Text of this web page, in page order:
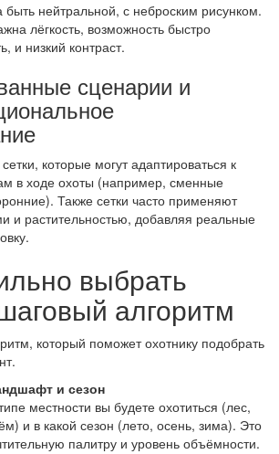
быть нейтральной, с неброским рисунком.
лёгкость, возможность быстро
и низкий контраст.
сценарии и
которые могут адаптироваться к
в ходе охоты (например, сменные
Также сетки часто применяют
и растительностью, добавляя реальные
выбрать
алгоритм
который поможет охотнику подобрать
и сезон
местности вы будете охотиться (лес,
и в какой сезон (лето, осень, зима). Это
палитру и уровень объёмности.